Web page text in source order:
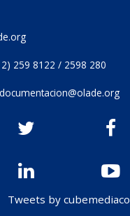
259 8122 / 2598 280
Tweets by cubemediaco